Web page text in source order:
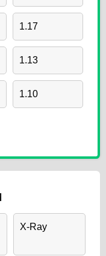
1.17
1.13
1.10
X-Ray